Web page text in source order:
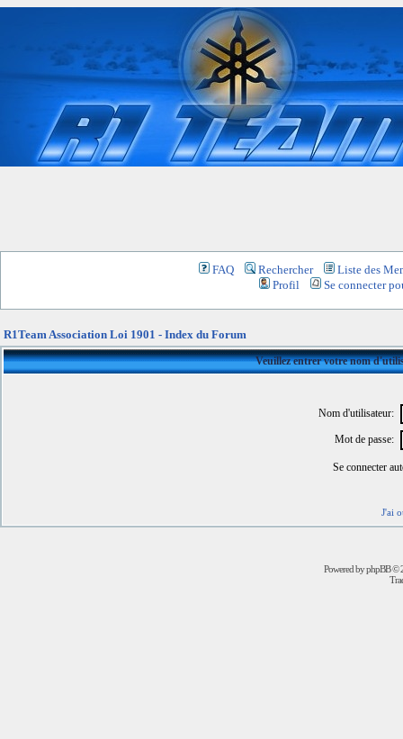
FAQ Rechercher
Liste des
Profil
Se connecter
R1Team Association Loi 1901 - Index du Forum
Veuillez entrer votre nom
Nom d'utilisateur:
Mot de passe:
Se connecter
J'ai
Powered byphpBB©